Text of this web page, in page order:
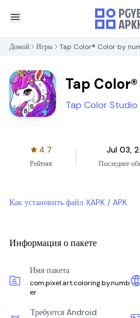
Домой Игры Tap Color® Color by
Tap
number
Tap Color Studio
4.7
Рейтинг
Jul 03,
Последнее
Как установить файл XAPK / APK
Информация о пакете
Имя пакета
com.pixel.art.coloring.by.numb
er
Требуется Android